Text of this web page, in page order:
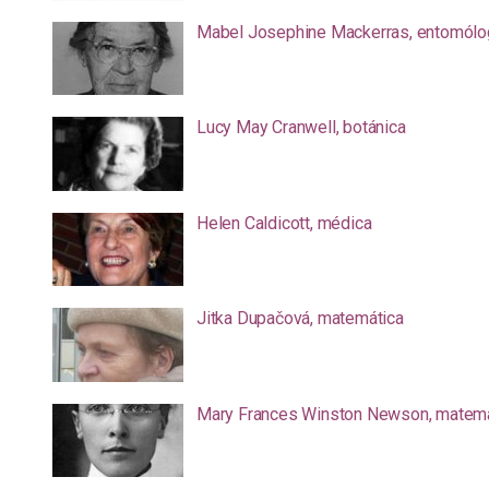
Mabel Josephine Mackerras,
Lucy May Cranwell, botánica
Helen Caldicott, médica
Jitka Dupačová, matemática
Mary Frances Winston Newson,